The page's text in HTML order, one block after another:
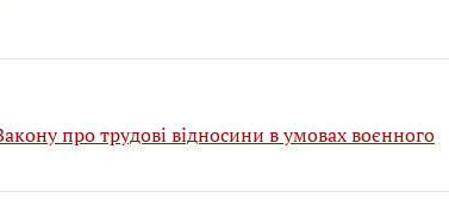
про трудові відносини в умовах воєнного